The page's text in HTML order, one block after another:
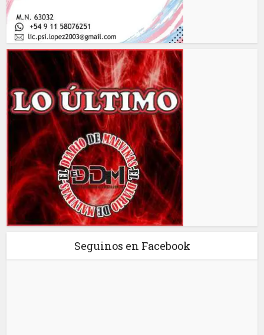
Seguinos en Facebook